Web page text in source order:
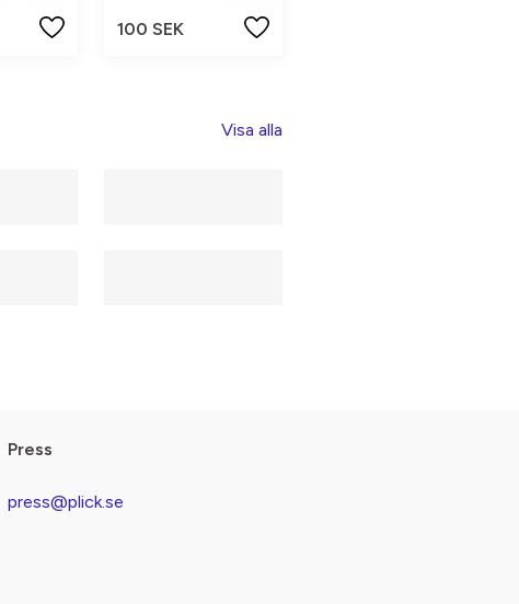
100 SEK
Visa alla
Press
press@plick.se